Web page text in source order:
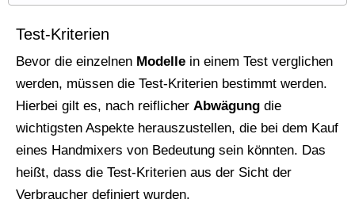
Test-Kriterien
Bevor die einzelnen Modelle in einem Test verglichen
werden, müssen die Test-Kriterien bestimmt werden.
Hierbei gilt es, nach reiflicher Abwägung die
wichtigsten Aspekte herauszustellen, die bei dem Kauf
eines Handmixers von Bedeutung sein könnten. Das
heißt, dass die Test-Kriterien aus der Sicht der
Verbraucher definiert wurden.